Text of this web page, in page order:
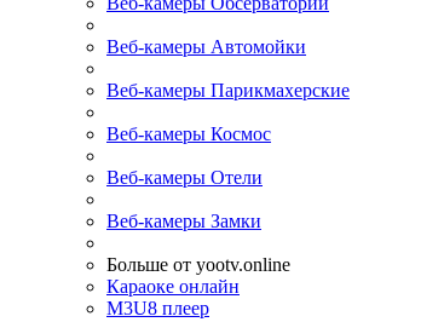
Веб-камеры Автомойки
Веб-камеры Парикмахерские
Веб-камеры Космос
Веб-камеры Отели
Веб-камеры Замки
Больше от yootv.online
Караоке онлайн
M3U8 плеер